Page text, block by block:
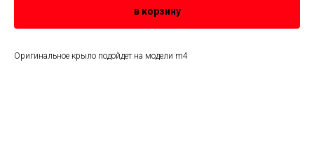
в корзину
Оригинальное крыло подойдет на модели m4